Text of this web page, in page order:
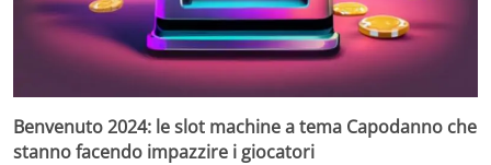
Benvenuto 2024: le slot machine a tema Capodanno che
stanno facendo impazzire i giocatori